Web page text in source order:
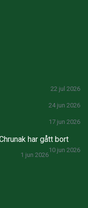
22 jul 2026
24 jun 2026
17 jun 2026
har gått bort
10 jun 2026
1 jun 2026